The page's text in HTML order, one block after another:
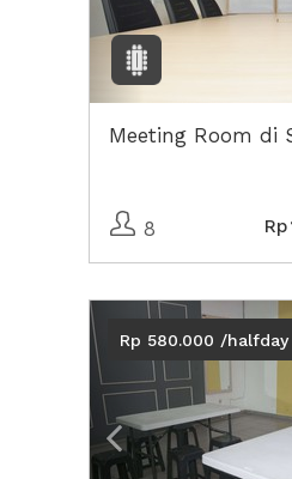
Meeting Room di
8 Rp
Previous
Rp 580.000 /halfday